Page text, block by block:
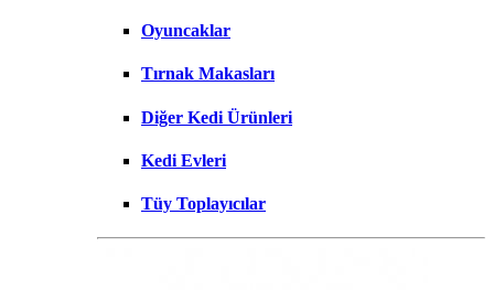
Oyuncaklar
Tırnak Makasları
Diğer Kedi Ürünleri
Kedi Evleri
Tüy Toplayıcılar